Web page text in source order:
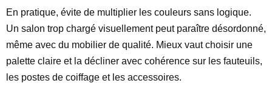
En pratique, évite de multiplier les couleurs sans logique.
Un salon trop chargé visuellement peut paraître désordonné,
même avec du mobilier de qualité. Mieux vaut choisir une
palette claire et la décliner avec cohérence sur les fauteuils,
les postes de coiffage et les accessoires.